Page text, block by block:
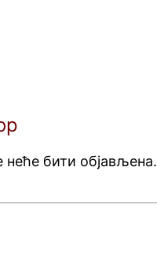
бити објављена.